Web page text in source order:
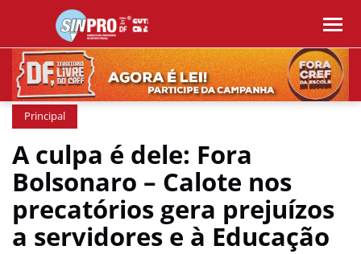
Principal
A culpa é dele: Fora
Bolsonaro – Calote nos
precatórios gera prejuízos
a servidores e à Educação